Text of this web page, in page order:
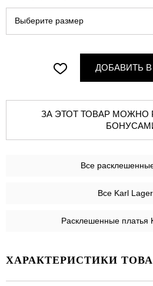
Выберите размер
ДОБАВИТЬ
ЗА ЭТОТ ТОВАР МОЖНО РАСПЛАТИТЬСЯ
Все
Все Karl
Расклешенные платья
ХАРАКТЕРИСТИКИ